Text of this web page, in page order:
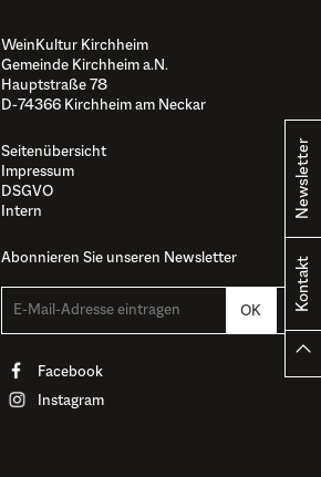
WeinKultur Kirchheim
Gemeinde Kirchheim a.N.
Hauptstraße 78
D-74366 Kirchheim am Neckar
Seitenübersicht
Impressum
DSGVO
Intern
Abonnieren Sie unseren Newsletter
Facebook
Instagram
Newsletter
Kontakt